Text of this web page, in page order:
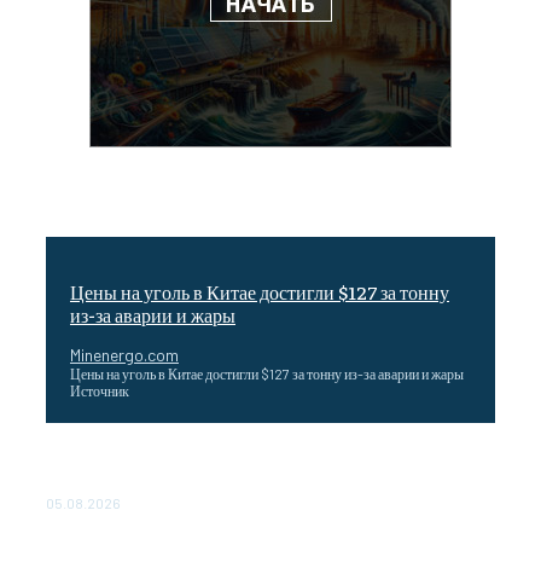
Цены на уголь в Китае достигли $127 за тонну
из-за аварии и жары
Minenergo.com
Цены на уголь в Китае достигли $127 за тонну из-за аварии и жары
Источник
05.08.2026